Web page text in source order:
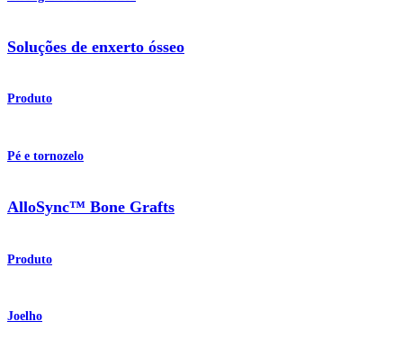
Soluções de enxerto ósseo
Produto
Pé e tornozelo
AlloSync™ Bone Grafts
Produto
Joelho